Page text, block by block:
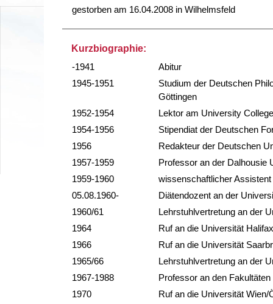
gestorben am 16.04.2008 in Wilhelmsfeld
Kurzbiographie:
-1941
Abitur
1945-1951
Studium der Deutschen
Göttingen
1952-1954
Lektor am University
1954-1956
Stipendiat der Deutschen
1956
Redakteur der Deutschen
1957-1959
Professor an der Dalhousie
1959-1960
wissenschaftlicher
05.08.1960-
Diätendozent an der
1960/61
Lehrstuhlvertretung an der
1964
Ruf an die Universität
1966
Ruf an die Universität
1965/66
Lehrstuhlvertretung an der
1967-1988
Professor an den
1970
Ruf an die Universität Wien/